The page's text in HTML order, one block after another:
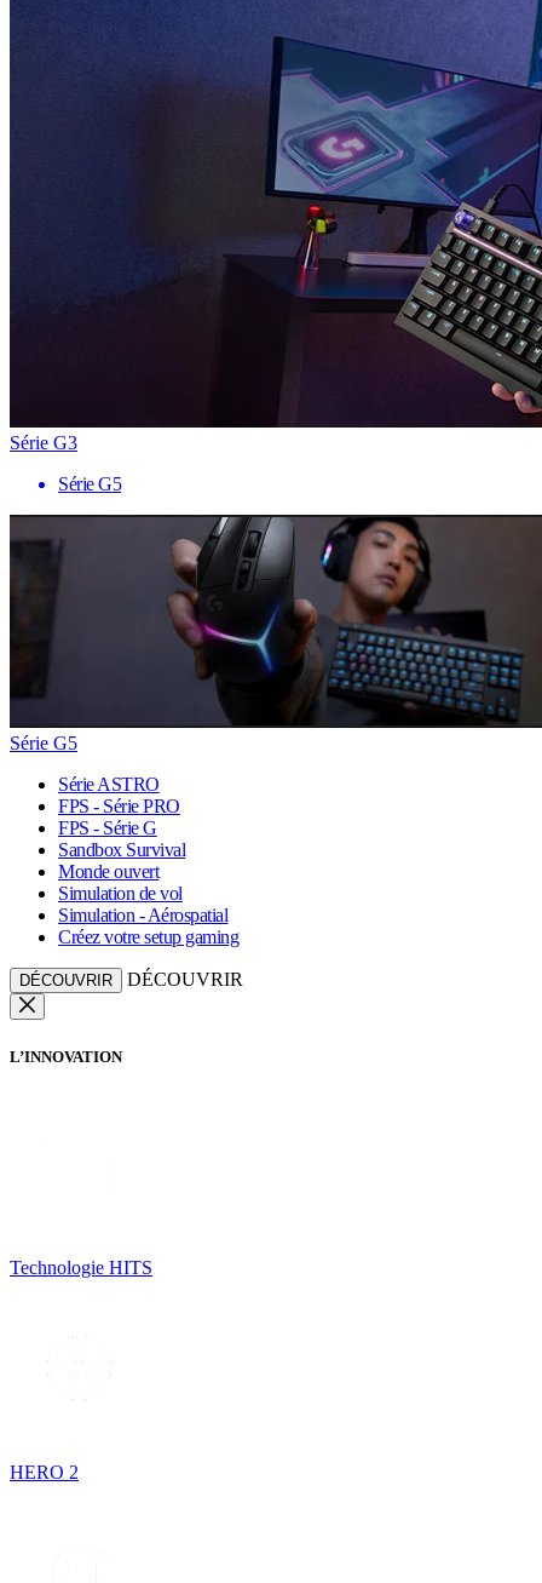
Série G3
Série G5
Série G5
Série ASTRO
FPS - Série PRO
FPS - Série G
Sandbox Survival
Monde ouvert
Simulation de vol
Simulation - Aérospatial
Créez votre setup gaming
DÉCOUVRIR DÉCOUVRIR
L’INNOVATION
Technologie HITS
HERO 2